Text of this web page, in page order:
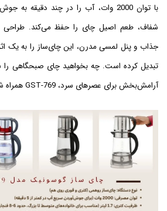
با توان 2000 وات، آب را در چند
جذاب و پنل لمسی مدرن، این چای‌ساز را به یک
تبدیل کرده است. چه بخواهید چای صبحگاهی را
آرامش‌بخش برای عصرهای سرد، GST-769 همراه شماست.